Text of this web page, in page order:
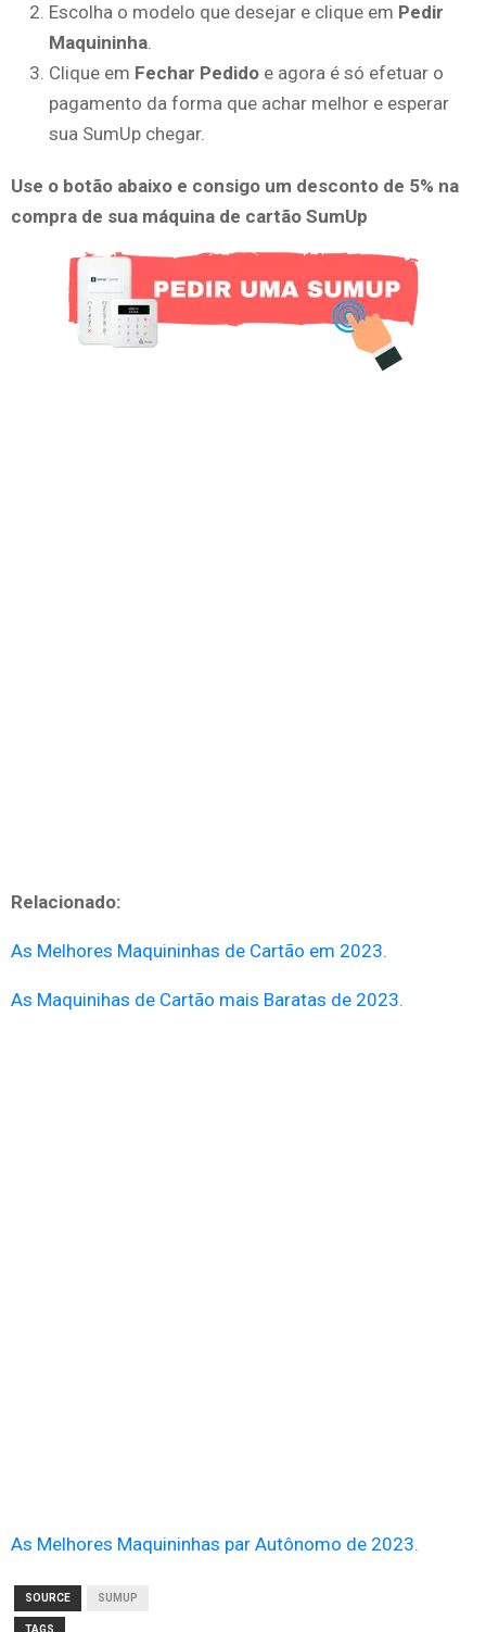
Escolha o modelo que desejar e clique em Pedir
Maquininha.
Clique em Fechar Pedido e agora é só efetuar o
pagamento da forma que achar melhor e esperar
sua SumUp chegar.
Use o botão abaixo e consigo um desconto de 5% na
compra de sua máquina de cartão SumUp
Relacionado:
As Melhores Maquininhas de Cartão em 2023.
As Maquinihas de Cartão mais Baratas de 2023.
As Melhores Maquininhas par Autônomo de 2023.
SOURCE SUMUP
TAGS